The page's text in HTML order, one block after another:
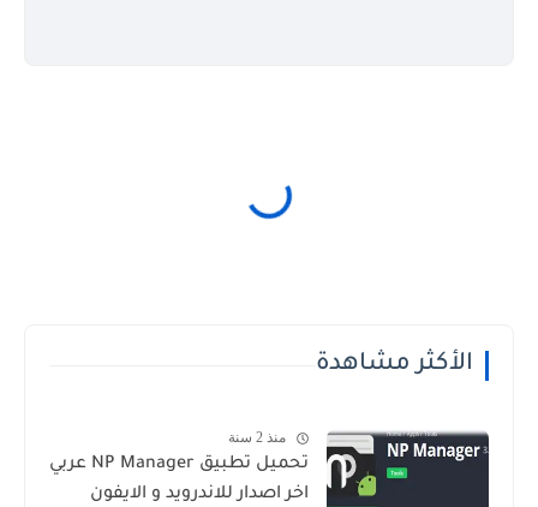
الأكثر مشاهدة
منذ 2 سنة
تحميل تطبيق NP Manager عربي
اخر اصدار للاندرويد و الايفون